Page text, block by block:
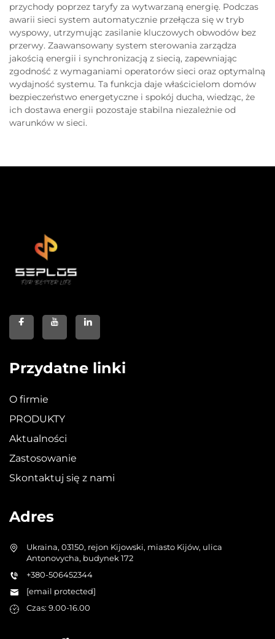
przychody poprzez taryfy za wytwarzaną energię. Podczas
awarii sieci system automatycznie przełącza się w tryb
wyspowy, utrzymując zasilanie kluczowych obwodów bez
przerwy. Zaawansowany system sterowania zarządza
jakością energii i synchronizacją z siecią, zapewniając
zgodność z wymaganiami operatorów sieci oraz optymalną
wydajność systemu. Ta funkcja daje właścicielom domów
bezpieczeństwo energetyczne i spokój ducha, wiedząc, że
ich dostawa energii pozostaje stabilna niezależnie od
warunków w sieci.
Przydatne linki
O firmie
PRODUKTY
Aktualności
Zastosowanie
Skontaktuj się z nami
Adres
Ukraina, 03150, rejon Kijowski, miasto Kijów, ulica
Antonovycha, budynek 172
+380-506452344
[email protected]
Czas: 9.00-16.00